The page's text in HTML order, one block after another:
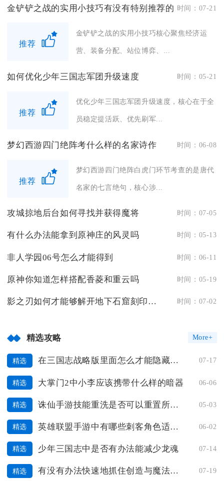
金铲铲之战的实用小技巧有没有特别推荐的 时间：07-21
推荐
金铲铲之战的实用小技巧核心聚焦经济运
营、装备分配、站位博弈、...
如何优化少年三国志军团升级速度 时间：05-21
推荐
优化少年三国志军团升级速度，核心在于全
员稳定提活跃、优先刷军...
梦幻西游四门绝阵考什么样的名家诗作 时间：06-08
推荐
梦幻西游四门绝阵白虎门环节考查的是唐代
名家的七言绝句，核心涉...
攻城掠地后台如何寻找并获得魔将 时间：07-05
有什么办法能拿到原神庄的风灵吗 时间：05-13
非人学园06号怎么才能得到 时间：06-11
原神你知道怎样搭配香菱和重云吗 时间：05-19
影之刃如何才能够解开地下石窟刻印的封印 时间：07-02
精选攻略 More+
精选 在三国志战略版里面怎么才能隐藏视野 07-17
精选 大掌门2中小李应该携带什么样的暗器 06-06
精选 诛仙手游技能重洗是否可以重置所有技能 05-03
精选 英雄联盟手游中有哪些刺客角色适合新手选择 06-02
精选 少年三国志中是否有办法能减少龙魂 07-14
精选 有没有办法快速地抓住创造与魔法孤狼 07-19